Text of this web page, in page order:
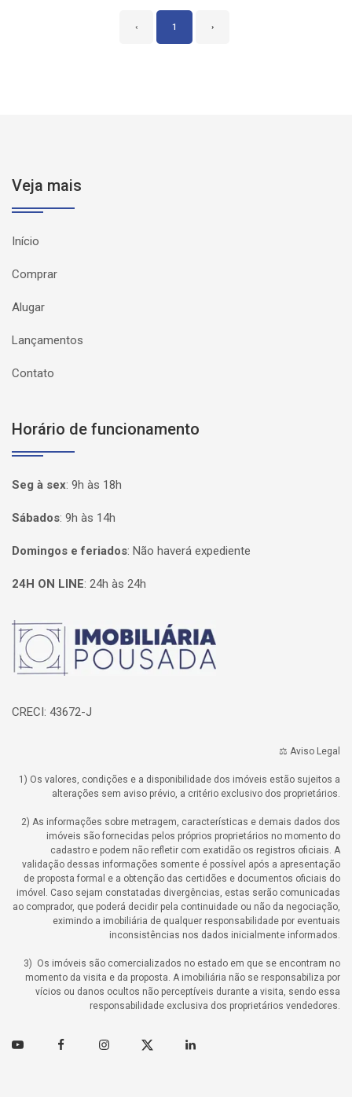
‹ 1 ›
Veja mais
Início
Comprar
Alugar
Lançamentos
Contato
Horário de funcionamento
Seg à sex: 9h às 18h
Sábados: 9h às 14h
Domingos e feriados: Não haverá expediente
24H ON LINE: 24h às 24h
Página inicial
CRECI: 43672-J
⚖️ Aviso Legal
1) Os valores, condições e a disponibilidade dos imóveis estão sujeitos a
alterações sem aviso prévio, a critério exclusivo dos proprietários.
2) As informações sobre metragem, características e demais dados dos
imóveis são fornecidas pelos próprios proprietários no momento do
cadastro e podem não refletir com exatidão os registros oficiais. A
validação dessas informações somente é possível após a apresentação
de proposta formal e a obtenção das certidões e documentos oficiais do
imóvel. Caso sejam constatadas divergências, estas serão comunicadas
ao comprador, que poderá decidir pela continuidade ou não da negociação,
eximindo a imobiliária de qualquer responsabilidade por eventuais
inconsistências nos dados inicialmente informados.
3) Os imóveis são comercializados no estado em que se encontram no
momento da visita e da proposta. A imobiliária não se responsabiliza por
vícios ou danos ocultos não perceptíveis durante a visita, sendo essa
responsabilidade exclusiva dos proprietários vendedores.
Youtube FacebookInstagramTwitter Linkedin